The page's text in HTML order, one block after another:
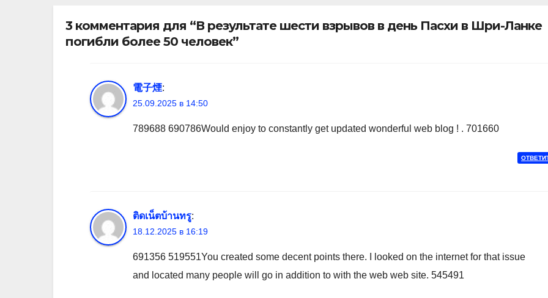
3 комментария для “В результате шести взрывов в день Пасхи в Шри-Ланке
погибли более 50 человек”
電子煙:
25.09.2025 в 14:50
789688 690786Would enjoy to constantly get updated wonderful web blog ! . 701660
ติดเน็ตบ้านทรู:
18.12.2025 в 16:19
691356 519551You created some decent points there. I looked on the internet for that issue
and located many people will go in addition to with the web web site. 545491